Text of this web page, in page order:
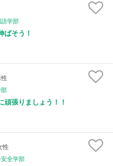
学部
ばそう！
頑張りましょう！！
性
全学部